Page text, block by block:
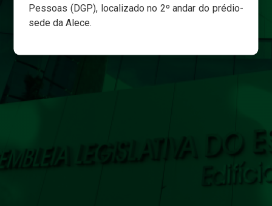
Pessoas (DGP), localizado no 2º andar do prédio-
sede da Alece.